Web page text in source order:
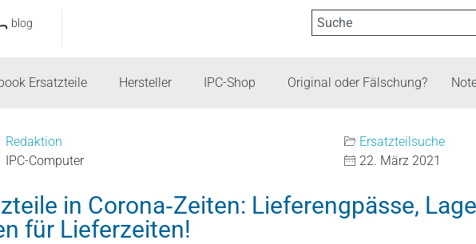
blog
Ersatzteile Hersteller IPC-Shop Original oder Fälschung?
Redaktion
IPC-Computer
Ersatzteilsuche
22. März 2021
in Corona‑Zeiten: Lieferengpässe,
für Lieferzeiten!